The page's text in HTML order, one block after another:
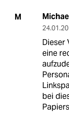
M
Dieser
eine
bei